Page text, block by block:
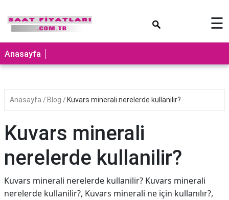
☰
Anasayfa
Anasayfa Blog Kuvars minerali nerelerde kullanilir?
Kuvars minerali
nerelerde kullanilir?
Kuvars minerali nerelerde kullanilir? Kuvars minerali
nerelerde kullanilir?, Kuvars minerali ne için kullanılır?,